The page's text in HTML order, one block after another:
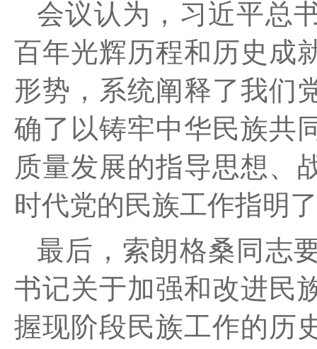
会议认为，习近平总
百年光辉历程和历史成
形势，系统阐释了我们
确了以铸牢中华民族共
质量发展的指导思想、
时代党的民族工作指明
最后，索朗格桑同志
书记关于加强和改进民
握现阶段民族工作的历